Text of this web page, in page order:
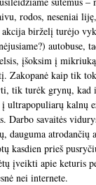
rodos, neseniai
birželį turėjo
autobuse,
įšoksim į
Zakopanė kaip tik
tik turėk grynų,
ultrapopuliarų kalnų
Darbo savaitės
dauguma
kasdien prieš
įveikti apie keturis
nei internete.